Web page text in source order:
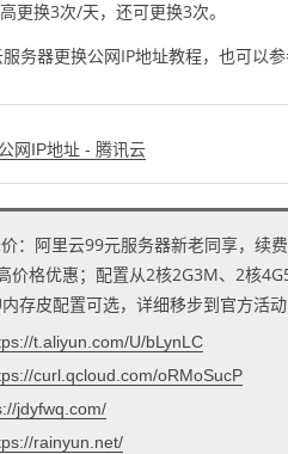
更换3次/天，还可更换3次。
务器更换公网IP地址教程，也可以参
网IP地址 - 腾讯云
：阿里云99元服务器新老同享，续
价格优惠；配置从2核2G3M、2核
存皮配置可选，详细移步到官方活动
t.aliyun.com/U/bLynLC
curl.qcloud.com/oRMoSucP
jdyfwq.com/
rainyun.net/